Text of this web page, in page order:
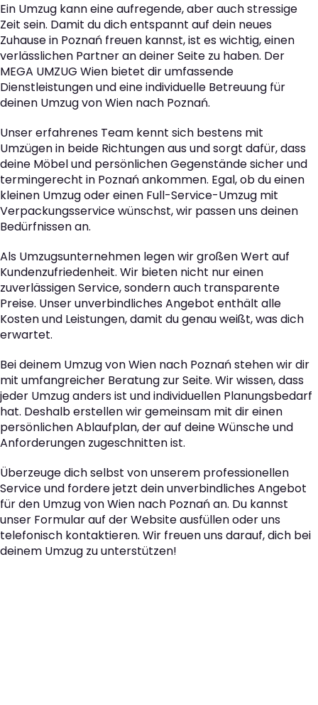
Ein Umzug kann eine aufregende, aber auch stressige
Zeit sein. Damit du dich entspannt auf dein neues
Zuhause in Poznań freuen kannst, ist es wichtig, einen
verlässlichen Partner an deiner Seite zu haben. Der
MEGA UMZUG Wien bietet dir umfassende
Dienstleistungen und eine individuelle Betreuung für
deinen Umzug von Wien nach Poznań.
Unser erfahrenes Team kennt sich bestens mit
Umzügen in beide Richtungen aus und sorgt dafür, dass
deine Möbel und persönlichen Gegenstände sicher und
termingerecht in Poznań ankommen. Egal, ob du einen
kleinen Umzug oder einen Full-Service-Umzug mit
Verpackungsservice wünschst, wir passen uns deinen
Bedürfnissen an.
Als Umzugsunternehmen legen wir großen Wert auf
Kundenzufriedenheit. Wir bieten nicht nur einen
zuverlässigen Service, sondern auch transparente
Preise. Unser unverbindliches Angebot enthält alle
Kosten und Leistungen, damit du genau weißt, was dich
erwartet.
Bei deinem Umzug von Wien nach Poznań stehen wir dir
mit umfangreicher Beratung zur Seite. Wir wissen, dass
jeder Umzug anders ist und individuellen Planungsbedarf
hat. Deshalb erstellen wir gemeinsam mit dir einen
persönlichen Ablaufplan, der auf deine Wünsche und
Anforderungen zugeschnitten ist.
Überzeuge dich selbst von unserem professionellen
Service und fordere jetzt dein unverbindliches Angebot
für den Umzug von Wien nach Poznań an. Du kannst
unser Formular auf der Website ausfüllen oder uns
telefonisch kontaktieren. Wir freuen uns darauf, dich bei
deinem Umzug zu unterstützen!